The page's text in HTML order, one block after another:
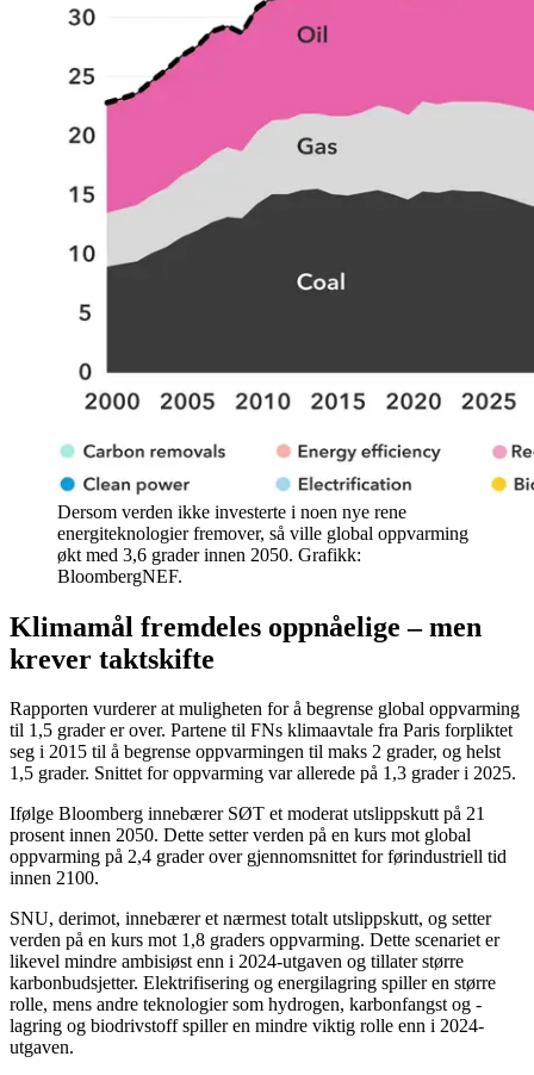
Dersom verden ikke investerte i noen nye rene
energiteknologier fremover, så ville global oppvarming
økt med 3,6 grader innen 2050. Grafikk:
BloombergNEF.
Klimamål fremdeles oppnåelige – men
krever taktskifte
Rapporten vurderer at muligheten for å begrense global oppvarming
til 1,5 grader er over. Partene til FNs klimaavtale fra Paris forpliktet
seg i 2015 til å begrense oppvarmingen til maks 2 grader, og helst
1,5 grader. Snittet for oppvarming var allerede på 1,3 grader i 2025.
Ifølge Bloomberg innebærer SØT et moderat utslippskutt på 21
prosent innen 2050. Dette setter verden på en kurs mot global
oppvarming på 2,4 grader over gjennomsnittet for førindustriell tid
innen 2100.
SNU, derimot, innebærer et nærmest totalt utslippskutt, og setter
verden på en kurs mot 1,8 graders oppvarming. Dette scenariet er
likevel mindre ambisiøst enn i 2024-utgaven og tillater større
karbonbudsjetter. Elektrifisering og energilagring spiller en større
rolle, mens andre teknologier som hydrogen, karbonfangst og -
lagring og biodrivstoff spiller en mindre viktig rolle enn i 2024-
utgaven.